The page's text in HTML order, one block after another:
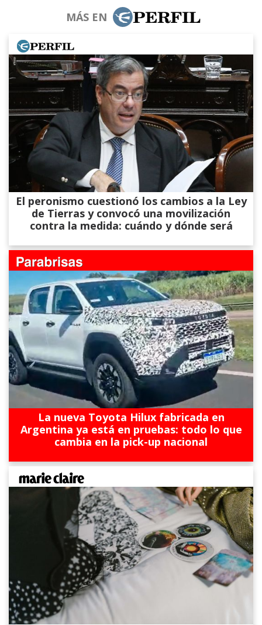
MÁS EN
El peronismo cuestionó los cambios a la Ley
de Tierras y convocó una movilización
contra la medida: cuándo y dónde será
La nueva Toyota Hilux fabricada en
Argentina ya está en pruebas: todo lo que
cambia en la pick-up nacional